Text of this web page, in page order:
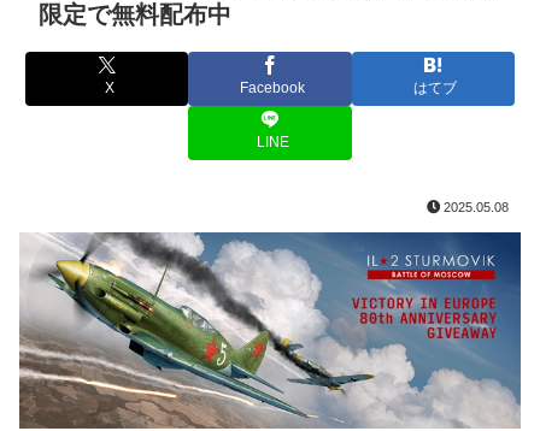
限定で無料配布中
X Facebook はてブ
LINE
2025.05.08